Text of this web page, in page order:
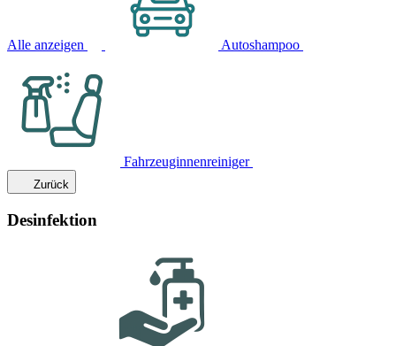
Alle anzeigen Autoshampoo
Fahrzeuginnenreiniger
Zurück
Desinfektion